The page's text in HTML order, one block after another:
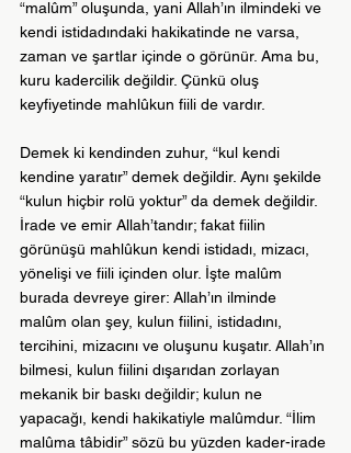
“malûm” oluşunda, yani Allah’ın ilmindeki ve
kendi istidadındaki hakikatinde ne varsa,
zaman ve şartlar içinde o görünür. Ama bu,
kuru kadercilik değildir. Çünkü oluş
keyfiyetinde mahlûkun fiili de vardır.
Demek ki kendinden zuhur, “kul kendi
kendine yaratır” demek değildir. Aynı şekilde
“kulun hiçbir rolü yoktur” da demek değildir.
İrade ve emir Allah’tandır; fakat fiilin
görünüşü mahlûkun kendi istidadı, mizacı,
yönelişi ve fiili içinden olur. İşte malûm
burada devreye girer: Allah’ın ilminde
malûm olan şey, kulun fiilini, istidadını,
tercihini, mizacını ve oluşunu kuşatır. Allah’ın
bilmesi, kulun fiilini dışarıdan zorlayan
mekanik bir baskı değildir; kulun ne
yapacağı, kendi hakikatiyle malûmdur. “İlim
malûma tâbidir” sözü bu yüzden kader-irade